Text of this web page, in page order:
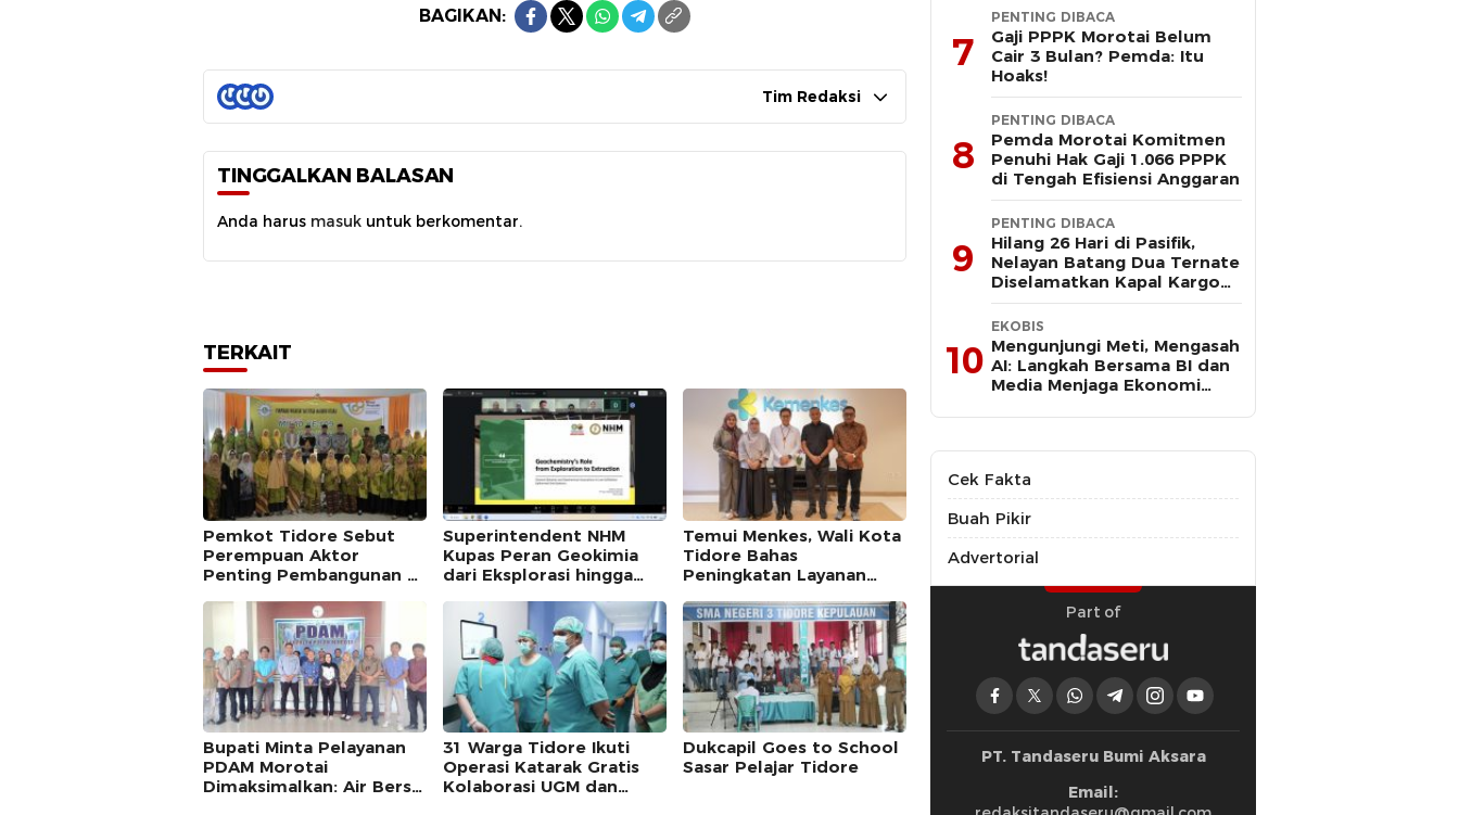
BAGIKAN:
Tim Redaksi
TINGGALKAN BALASAN
Anda harus masuk untuk berkomentar.
TERKAIT
Pemkot Tidore Sebut
Perempuan Aktor
Penting Pembangunan di
Superintendent NHM
Kupas Peran Geokimia
dari Eksplorasi hingga
MGEI-SC UNG
Temui Menkes, Wali Kota
Tidore Bahas
Peningkatan Layanan
Bupati Minta Pelayanan
PDAM Morotai
Dimaksimalkan: Air Bersih
31 Warga Tidore Ikuti
Operasi Katarak Gratis
Kolaborasi UGM dan
Dukcapil Goes to School
Sasar Pelajar Tidore
7
PENTING DIBACA
Gaji PPPK Morotai Belum
Cair 3 Bulan? Pemda: Itu
Hoaks!
8
PENTING DIBACA
Pemda Morotai Komitmen
Penuhi Hak Gaji 1.066 PPPK
di Tengah Efisiensi Anggaran
9
PENTING DIBACA
Hilang 26 Hari di Pasifik,
Nelayan Batang Dua Ternate
Diselamatkan Kapal Kargo
Prancis
10
EKOBIS
Mengunjungi Meti, Mengasah
AI: Langkah Bersama BI dan
Media Menjaga Ekonomi
Cek Fakta
Buah Pikir
Advertorial
Part of
PT. Tandaseru Bumi Aksara
Email: